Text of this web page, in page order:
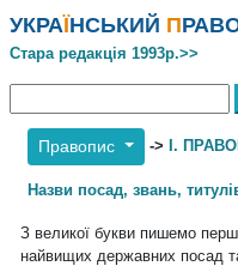
УКРАЇНСЬКИЙ П
Стара редакція 1993р.>>
Правопис -> І.
Назви посад, звань,
З великої букви пишемо
найвищих державних посад